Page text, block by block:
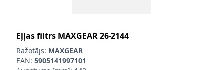
Eļļas filtrs MAXGEAR26-2144
Ražotājs: MAXGEAR
EAN: 5905141997101